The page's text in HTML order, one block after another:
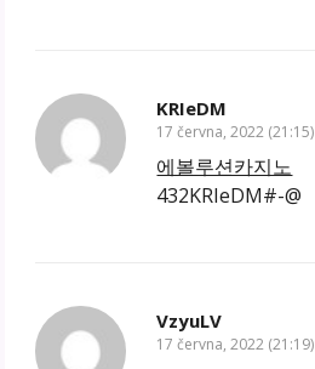
KRIeDM
17 června, 2022 (21:15)
에볼루션카지노
432KRIeDM#-@
VzyuLV
17 června, 2022 (21:19)